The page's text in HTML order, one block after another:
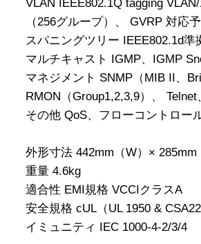
VLAN IEEE802.1Q tagging
（256グループ）、 GVRP 対応
スパニングツリー IEEE802.1d準
マルチキャスト IGMP、IGMP
マネジメント SNMP（MIB II、
RMON（Group1,2,3,9）、
その他 QoS、フローコントロー
外形寸法 442mm（W）×
重量 4.6kg
適合性 EMI規格 VCCIクラスA
安全規格 cUL（UL 1950 &
イミュニティ IEC 1000-4-2/3/4